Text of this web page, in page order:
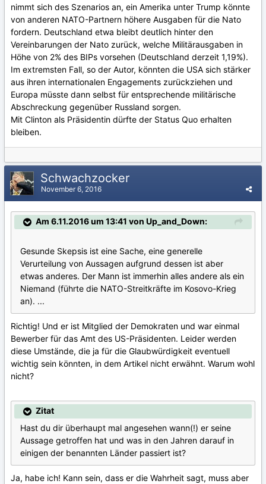
nimmt sich des Szenarios an, ein Amerika unter Trump könnte
von anderen NATO-Partnern höhere Ausgaben für die Nato
fordern. Deutschland etwa bleibt deutlich hinter den
Vereinbarungen der Nato zurück, welche Militärausgaben in
Höhe von 2% des BIPs vorsehen (Deutschland derzeit 1,19%).
Im extremsten Fall, so der Autor, könnten die USA sich stärker
aus ihren internationalen Engagements zurückziehen und
Europa müsste dann selbst für entsprechende militärische
Abschreckung gegenüber Russland sorgen.
Mit Clinton als Präsidentin dürfte der Status Quo erhalten
bleiben.
Schwachzocker
November 6, 2016
Am 6.11.2016 um 13:41 von Up_and_Down:
Gesunde Skepsis ist eine Sache, eine generelle
Verurteilung von Aussagen aufgrund dessen ist aber
etwas anderes. Der Mann ist immerhin alles andere als ein
Niemand (führte die NATO-Streitkräfte im Kosovo-Krieg
an). ...
Richtig! Und er ist Mitglied der Demokraten und war einmal
Bewerber für das Amt des US-Präsidenten. Leider werden
diese Umstände, die ja für die Glaubwürdigkeit eventuell
wichtig sein könnten, in dem Artikel nicht erwähnt. Warum wohl
nicht?
Zitat
Hast du dir überhaupt mal angesehen wann(!) er seine
Aussage getroffen hat und was in den Jahren darauf in
einigen der benannten Länder passiert ist?
Ja, habe ich! Kann sein, dass er die Wahrheit sagt, muss aber